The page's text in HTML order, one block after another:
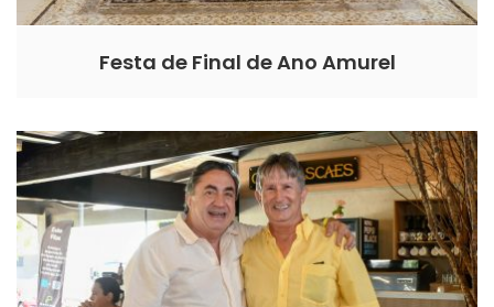
Festa de Final de Ano Amurel